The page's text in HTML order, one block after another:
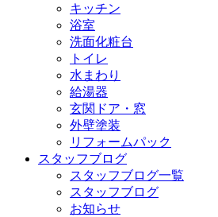
キッチン
浴室
洗面化粧台
トイレ
水まわり
給湯器
玄関ドア・窓
外壁塗装
リフォームパック
スタッフブログ
スタッフブログ一覧
スタッフブログ
お知らせ